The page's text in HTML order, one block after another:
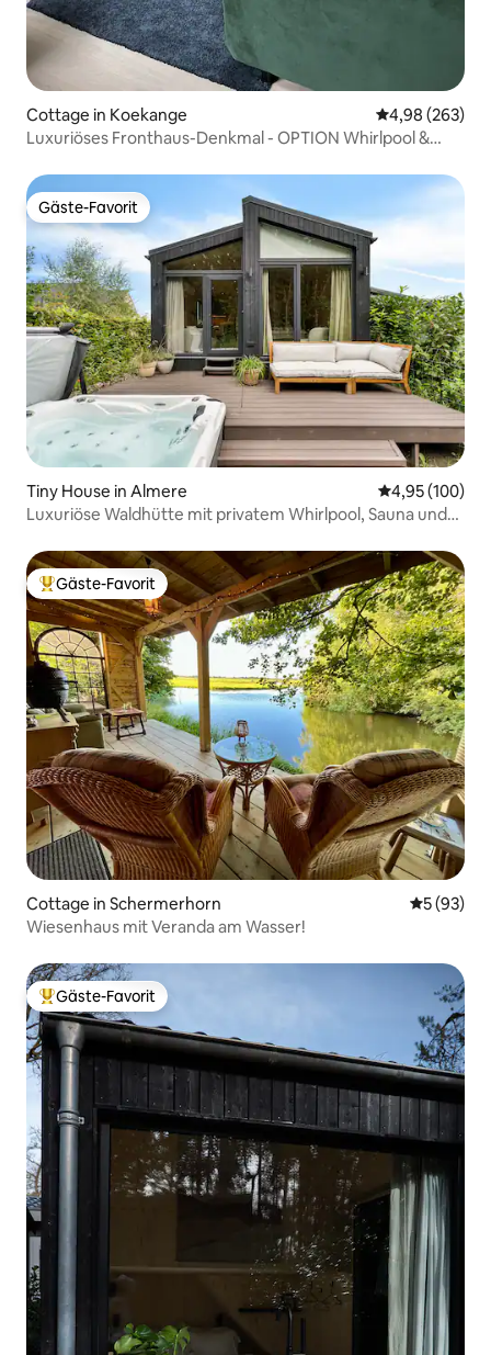
Cottage in Koekange
4,98 (263)
Luxuriöses Fronthaus-Denkmal - OPTION Whirlpool &
Gäste-Favorit
Gäste-Favorit
Tiny House in Almere
4,95 (100)
Luxuriöse Waldhütte mit privatem Whirlpool, Sauna und
Beliebter Gäste-Favorit.
Gäste-Favorit
Cottage in Schermerhorn
5 (93)
Wiesenhaus mit Veranda am Wasser!
Beliebter Gäste-Favorit.
Gäste-Favorit